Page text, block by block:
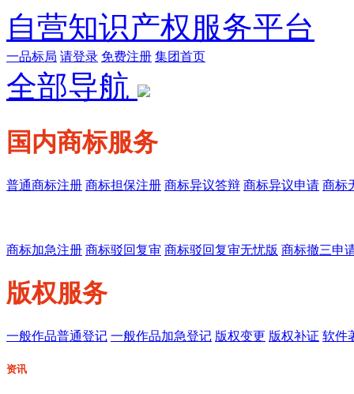
自营知识产权服务平台
一品标局 请登录 免费注册 集团首页
全部导航
国内商标服务
普通商标注册 商标担保注册 商标异议答辩 商标异议申请 商标
商标加急注册 商标驳回复审 商标驳回复审无忧版 商标撤三申
版权服务
一般作品普通登记 一般作品加急登记 版权变更 版权补证 软件
资讯